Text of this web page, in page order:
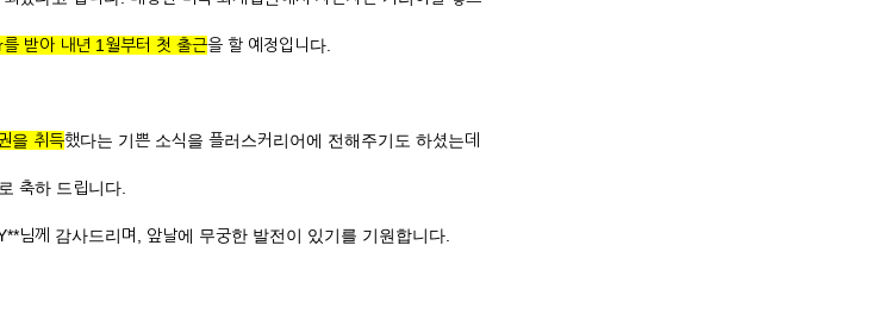
받아 내년 1월부터 첫 출근을 할 예정입니다.
을 취득했다는 기쁜 소식을 플러스커리어에 전해주기도 하셨는데
축하 드립니다.
님께 감사드리며, 앞날에 무궁한 발전이 있기를 기원합니다.